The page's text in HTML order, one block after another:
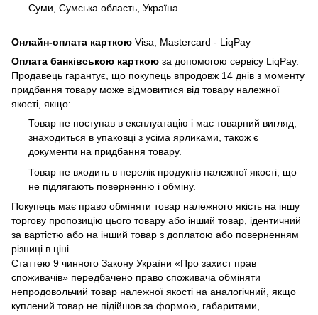
Суми, Сумська область, Україна
Онлайн-оплата карткою Visa, Mastercard - LiqPay
Оплата банківською карткою за допомогою сервісу LiqPay.
Продавець гарантує, що покупець впродовж 14 днів з моменту
придбання товару може відмовитися від товару належної
якості, якщо:
Товар не поступав в експлуатацію і має товарний вигляд,
знаходиться в упаковці з усіма ярликами, також є
документи на придбання товару.
Товар не входить в перелік продуктів належної якості, що
не підлягають поверненню і обміну.
Покупець має право обміняти товар належного якість на іншу
торгову пропозицію цього товару або інший товар, ідентичний
за вартістю або на інший товар з доплатою або поверненням
різниці в ціні
Статтею 9 чинного Закону України «Про захист прав
споживачів» передбачено право споживача обміняти
непродовольчий товар належної якості на аналогічний, якщо
куплений товар не підійшов за формою, габаритами,